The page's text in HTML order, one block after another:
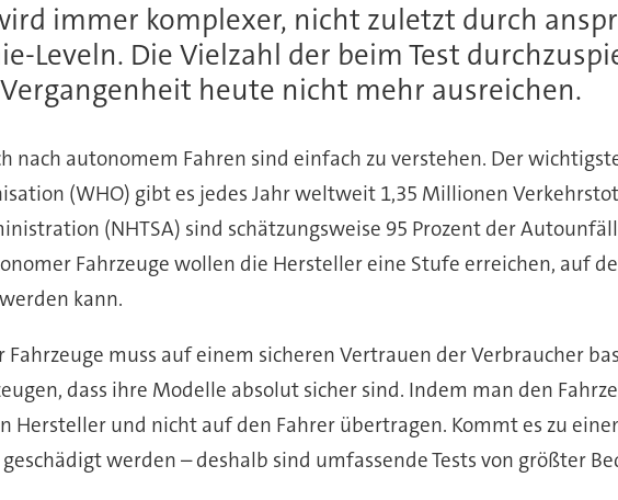
immer komplexer, nicht zuletzt durch
Leveln. Die Vielzahl der beim Test
heute nicht mehr ausreichen.
nach autonomem Fahren sind einfach zu verstehen. Der
(WHO) gibt es jedes Jahr weltweit 1,35 Millionen
(NHTSA) sind schätzungsweise 95 Prozent der
Fahrzeuge wollen die Hersteller eine Stufe erreichen, auf
kann.
muss auf einem sicheren Vertrauen der Verbraucher
dass ihre Modelle absolut sicher sind. Indem man den
Hersteller und nicht auf den Fahrer übertragen. Kommt es zu
werden – deshalb sind umfassende Tests von größter